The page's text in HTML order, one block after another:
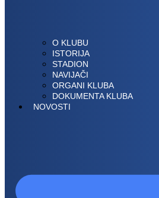
O KLUBU
ISTORIJA
STADION
NAVIJAČI
ORGANI KLUBA
DOKUMENTA KLUBA
NOVOSTI